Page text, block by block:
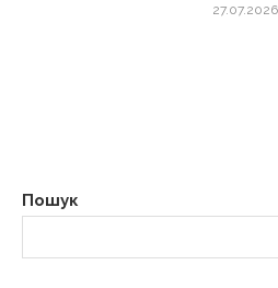
27.07.2026
Пошук